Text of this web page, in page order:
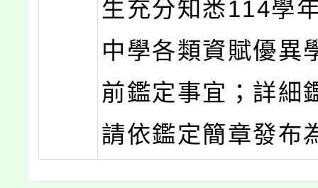
生充分知悉114學
中學各類資賦優異
前鑑定事宜；詳細
請依鑑定簡章發布